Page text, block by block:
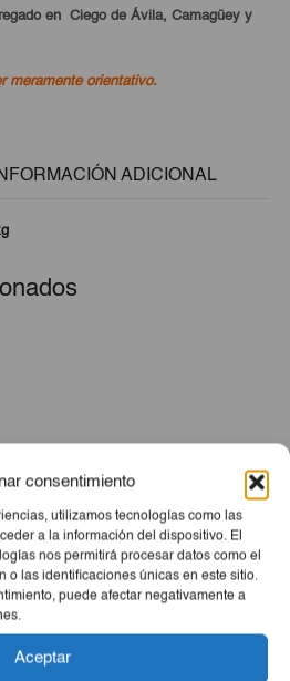
consentimiento
utilizamos tecnologías como las
a la información del dispositivo. El
nos permitirá procesar datos como el
o las identificaciones únicas en este sitio.
puede afectar negativamente a
Aceptar
en Ciego de Ávila, Camagüey y
meramente orientativo.
ADICIONAL
Y